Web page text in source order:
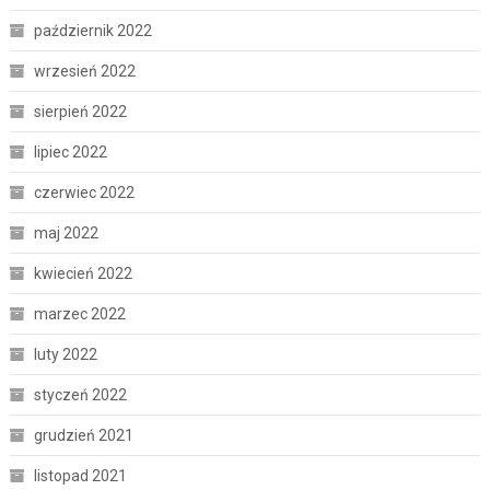
październik 2022
wrzesień 2022
sierpień 2022
lipiec 2022
czerwiec 2022
maj 2022
kwiecień 2022
marzec 2022
luty 2022
styczeń 2022
grudzień 2021
listopad 2021